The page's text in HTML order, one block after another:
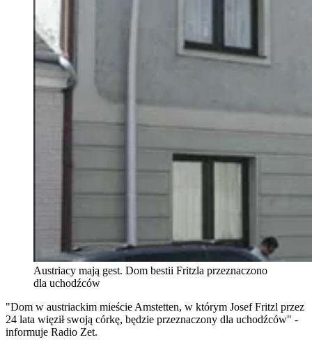
Austriacy mają gest. Dom bestii Fritzla przeznaczono
dla uchodźców
"Dom w austriackim mieście Amstetten, w którym Josef Fritzl przez
24 lata więził swoją córkę, będzie przeznaczony dla uchodźców" -
informuje Radio Zet.